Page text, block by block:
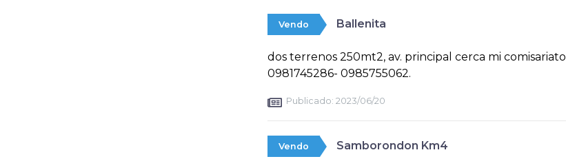
Vendo Ballenita
dos terrenos 250mt2, av. principal cerca mi comisariato
0981745286- 0985755062.
Publicado: 2023/06/20
Vendo Samborondon Km4